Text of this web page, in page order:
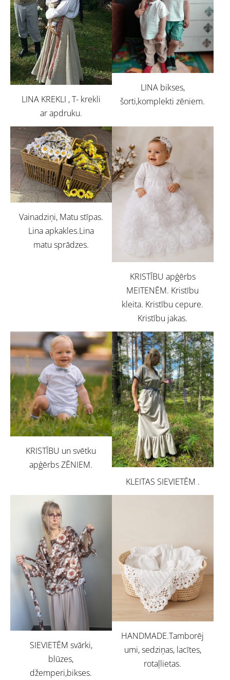
LINA KREKLI , T- krekli
ar apdruku.
LINA bikses,
šorti,komplekti zēniem.
Vainadziņi, Matu stīpas.
Lina apkakles.Lina
matu sprādzes.
KRISTĪBU apģērbs
MEITENĒM. Kristību
kleita. Kristību cepure.
Kristību jakas.
KRISTĪBU un svētku
apģērbs ZĒNIEM.
KLEITAS SIEVIETĒM .
SIEVIETĒM svārki,
blūzes,
džemperi,bikses.
HANDMADE.Tamborēj
umi, sedziņas, lacītes,
rotaļlietas.